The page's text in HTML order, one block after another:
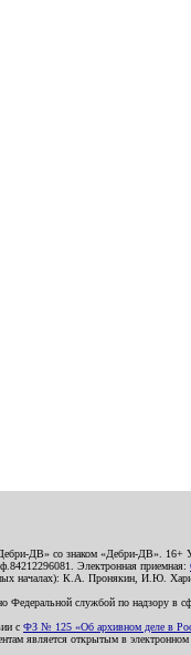
«Дебри-ДВ» со знаком «Дебри-
Электронная приемная:
началах): К.А.
Федеральной службой по надзору в
с ФЗ № 125 «Об архивном деле в
является открытым в